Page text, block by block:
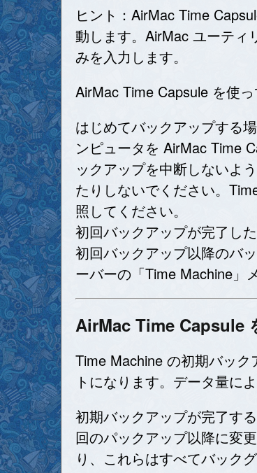
ヒント：AirMac Time
動します。AirMac ユーティ
みを入力します。
AirMac Time Capsule を使
はじめてバックアップする
ンピュータを AirMac Time
ックアップを中断しないよ
たりしないでください。
照してください。
初回バックアップが完了し
初回バックアップ以降のバ
ーバーの「Time Machine」
AirMac Time Capsule
Time Machine の初期バッ
トになります。データ量に
初期バックアップが完了す
回のパックアップ以降に変
り、これらはすべてバック